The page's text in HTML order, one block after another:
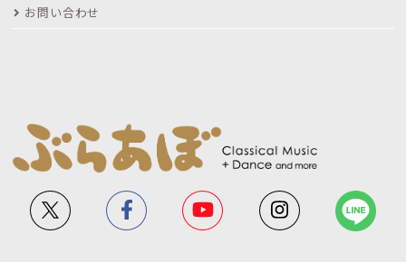
お問い合わせ